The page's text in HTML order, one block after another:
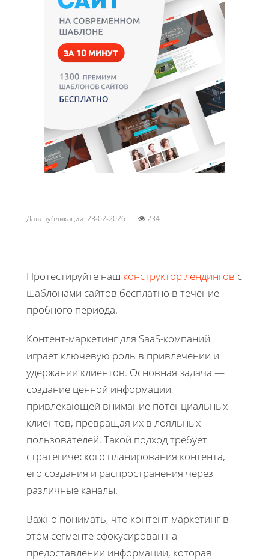
Дата публикации: 23-02-2026 234
Протестируйте наш конструктор лендингов с
шаблонами сайтов бесплатно в течение
пробного периода.
Контент-маркетинг для SaaS-компаний
играет ключевую роль в привлечении и
удержании клиентов. Основная задача —
создание ценной информации,
привлекающей внимание потенциальных
клиентов, превращая их в лояльных
пользователей. Такой подход требует
стратегического планирования контента,
его создания и распространения через
различные каналы.
Важно понимать, что контент-маркетинг в
этом сегменте сфокусирован на
предоставлении информации, которая